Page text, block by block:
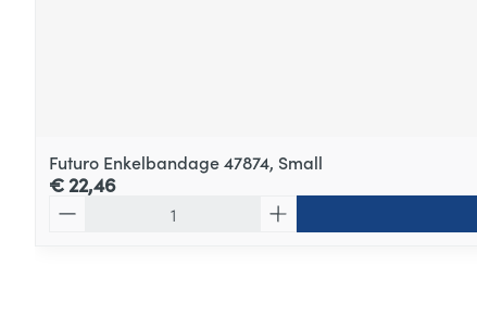
Futuro Enkelbandage 47874, Small
€ 22,46